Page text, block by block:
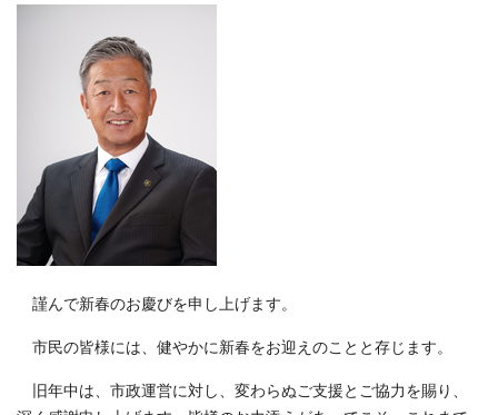
謹んで新春のお慶びを申し上げます。
市民の皆様には、健やかに新春をお迎えのことと存じます。
旧年中は、市政運営に対し、変わらぬご支援とご協力を賜り、